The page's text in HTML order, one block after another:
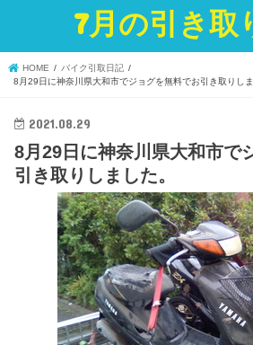
7月の引き取
HOME
バイク引取日記
8月29日に神奈川県大和市でジョグを無料でお引き取りしま
2021.08.29
8月29日に神奈川県大和市で
引き取りしました。